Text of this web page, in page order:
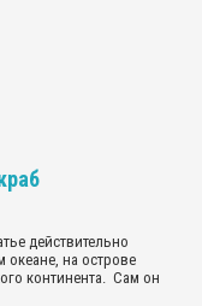
действительно
океане, на острове
континента. Сам он